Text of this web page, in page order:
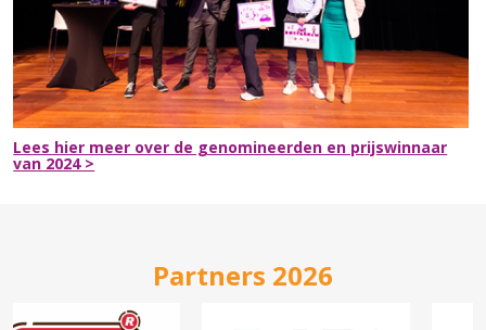
Lees hier meer over de genomineerden en prijswinnaar
van 2024 >
Partners 2026